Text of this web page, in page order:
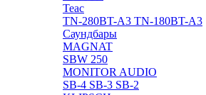
Teac
TN-280BT-A3 TN-180BT-A3
Саундбары
MAGNAT
SBW 250
MONITOR AUDIO
SB-4 SB-3 SB-2